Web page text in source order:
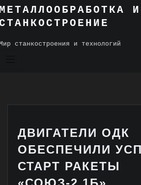
Skip
content
И
станкостроения и технологий
ДВИГАТЕЛИ ОДК
ОБЕСПЕЧИЛИ
СТАРТ РАКЕТЫ